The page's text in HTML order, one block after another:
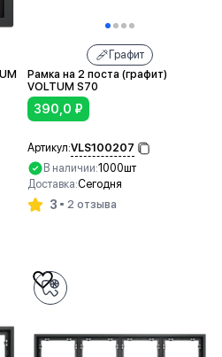
Графит
Рамка на 2 поста (графит)
VOLTUM S70
390,0 ₽
Артикул:VLS100207
В наличии:1000шт
Доставка:Сегодня
3 2 отзыва